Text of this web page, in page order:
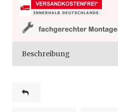
Beschreibung